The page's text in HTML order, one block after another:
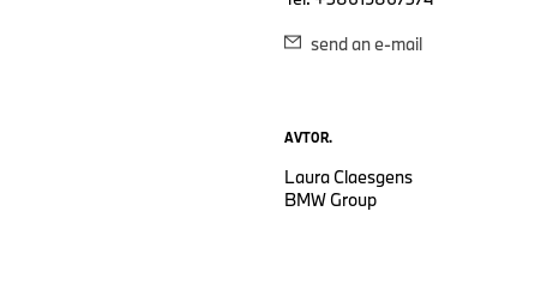
send an e-mail
AVTOR.
Laura Claesgens
BMW Group